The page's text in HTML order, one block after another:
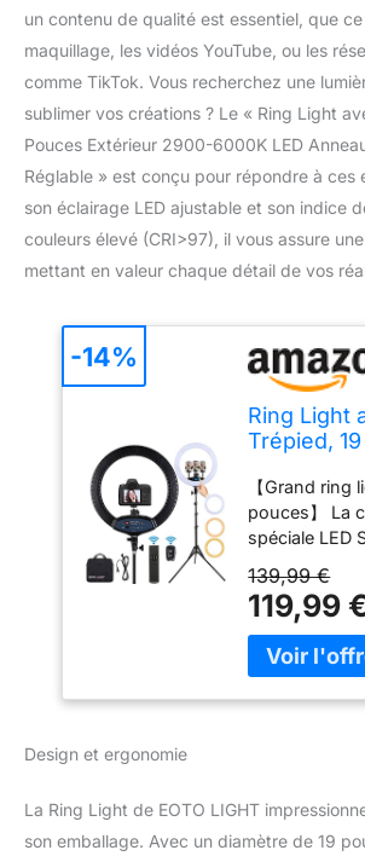
un contenu de qualité est essentiel, que
maquillage, les vidéos YouTube, ou les
comme TikTok. Vous recherchez une
sublimer vos créations ? Le « Ring Light
Pouces Extérieur 2900-6000K LED
Réglable » est conçu pour répondre à ces
son éclairage LED ajustable et son indice
couleurs élevé (CRI>97), il vous assure
mettant en valeur chaque détail de vos
Ring Light
Trépied,
6000K
Lumineux
Lampe
pour
Youtube
Maquillage
Tournage
Bluetooth,
【Grand ring
pouces】 La
spéciale LED
(allant de
6000K
couleur sans
filtre de
trépied
robuste】 Le
139,99 €
119,99
-14%
Design et ergonomie
La Ring Light de EOTO LIGHT
son emballage. Avec un diamètre de 19